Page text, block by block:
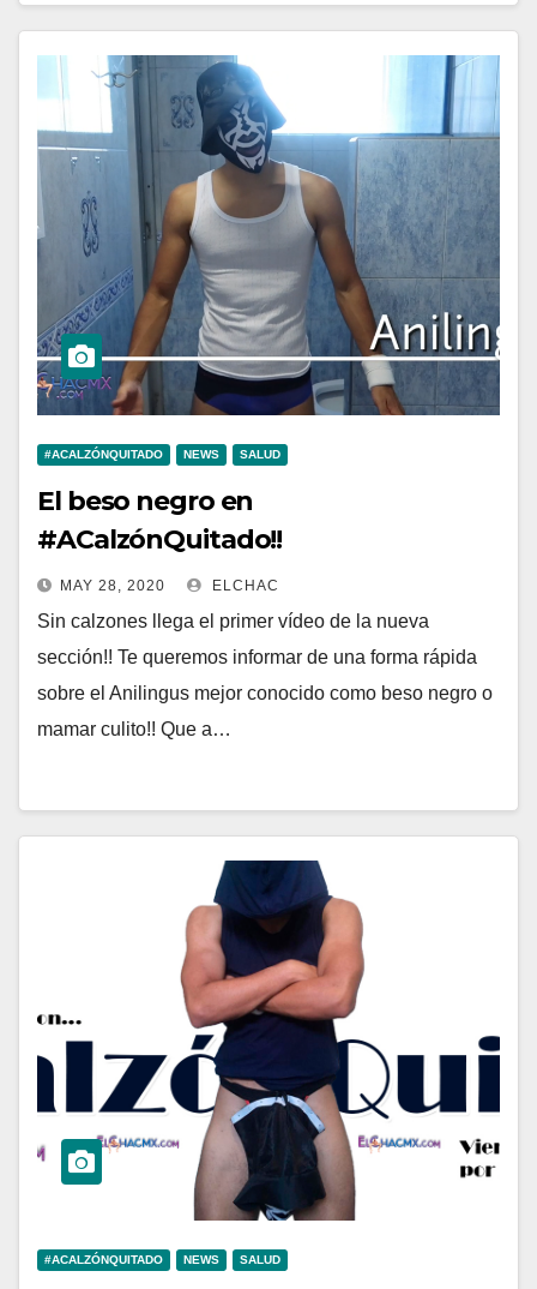
#ACALZÓNQUITADO NEWS SALUD
El beso negro en
#ACalzónQuitado!!
MAY 28, 2020 ELCHAC
Sin calzones llega el primer vídeo de la nueva
sección!! Te queremos informar de una forma rápida
sobre el Anilingus mejor conocido como beso negro o
mamar culito!! Que a…
#ACALZÓNQUITADO NEWS SALUD